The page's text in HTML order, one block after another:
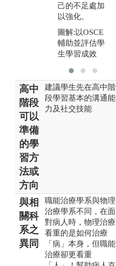
己的不足處加
以強化。
圖解:以OSCE
輔助並評估學
生學習成效
高中
階段
可以
準備
的學
習方
法或
方向
建議學生先在高中階
段學習基本的溝通能
力及社交技能
與相
關科
系之
異同
職能治療學系與物理
治療學系不同，在面
對病人時，物理治療
看重的是如何治療
「病」本身，但職能
治療卻更看重